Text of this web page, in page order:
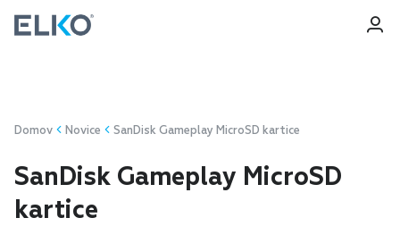
Domov Novice SanDisk Gameplay MicroSD kartice
SanDisk Gameplay MicroSD
kartice